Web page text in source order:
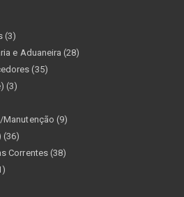
(3)
e Aduaneira (28)
(35)
(3)
(9)
(36)
Correntes (38)